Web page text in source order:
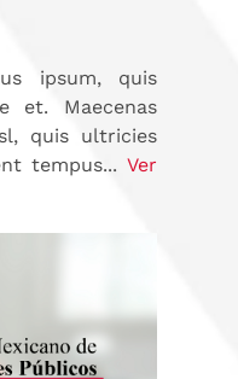
ipsum, quis
et. Maecenas
quis ultricies
tempus... Ver